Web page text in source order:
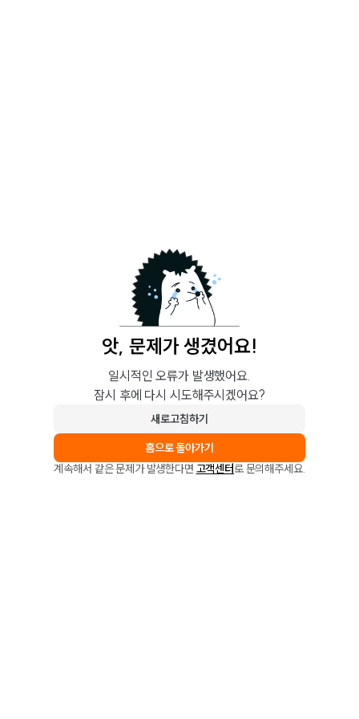
앗, 문제가 생겼어요!
일시적인 오류가 발생했어요.
잠시 후에 다시 시도해주시겠어요?
새로고침하기
홈으로 돌아가기
계속해서 같은 문제가 발생한다면 고객센터로 문의해주세요.